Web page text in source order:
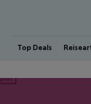
Top Deals